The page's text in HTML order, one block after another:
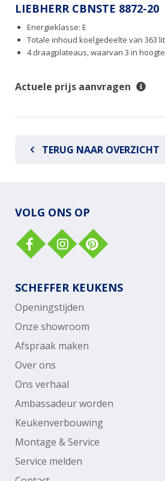
LIEBHERR CBNSTE 8872-20
Energieklasse: E
Totale inhoud koelgedeelte van 363
4 draagplateaus, waarvan 3 in
Actuele prijs aanvragen
TERUG NAAR OVERZICHT
VOLG ONS OP
SCHEFFER KEUKENS
Openingstijden
Onze showroom
Afspraak maken
Over ons
Ons verhaal
Ambassadeur worden
Keukenverbouwing
Montage & Service
Service melden